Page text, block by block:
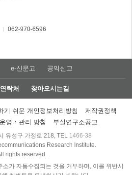
062-970-6596
e-신문고 공익신고
락처 찾아오시는길
기 쉬운 개인정보처리방침
저작권정책
영ㆍ관리 방침
부설연구소공고
유성구 가정로 218, TEL 1466-38
Research Institute.
rights reserved.
가 자동수집되는 것을 거부하며, 이를 위반시